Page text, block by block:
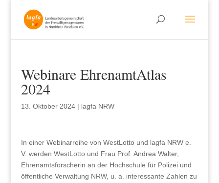
Webinare EhrenamtAtlas
2024
13. Oktober 2024| lagfa NRW
In einer Webinarreihe von WestLotto und lagfa NRW e.
V. werden WestLotto und Frau Prof. Andrea Walter,
Ehrenamtsforscherin an der Hochschule für Polizei und
öffentliche Verwaltung NRW, u. a. interessante Zahlen zu